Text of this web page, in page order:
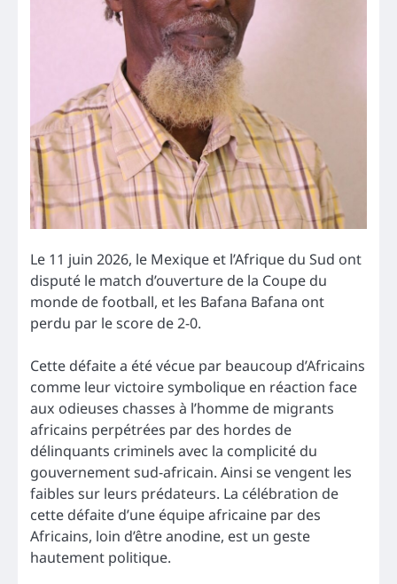
Le 11 juin 2026, le Mexique et l’Afrique du Sud ont
disputé le match d’ouverture de la Coupe du
monde de football, et les Bafana Bafana ont
perdu par le score de 2-0.
Cette défaite a été vécue par beaucoup d’Africains
comme leur victoire symbolique en réaction face
aux odieuses chasses à l’homme de migrants
africains perpétrées par des hordes de
délinquants criminels avec la complicité du
gouvernement sud-africain. Ainsi se vengent les
faibles sur leurs prédateurs. La célébration de
cette défaite d’une équipe africaine par des
Africains, loin d’être anodine, est un geste
hautement politique.